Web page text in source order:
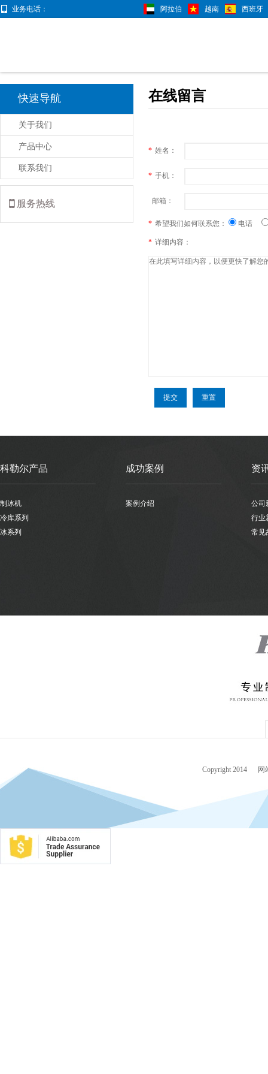
业务电话： 阿拉伯 越南 西班牙
快速导航
关于我们
产品中心
联系我们
服务热线
在线留言
* 姓名：
* 手机：
邮箱：
* 希望我们如何联系您： 电话
* 详细内容：
科勒尔产品
制冰机
冷库系列
冰系列
成功案例
案例介绍
资
公司
行业
常见
Copyright 2014 网